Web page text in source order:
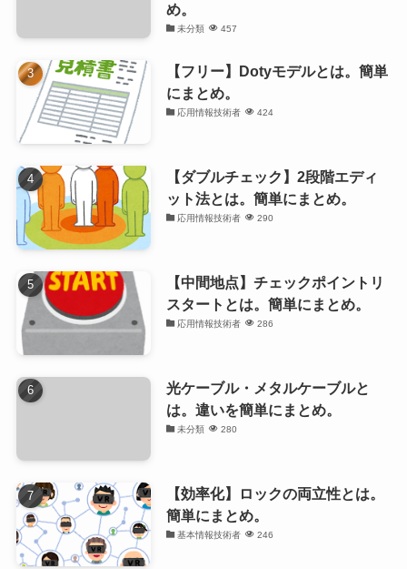
め。
未分類 457
【フリー】Dotyモデルとは。簡単
にまとめ。
応用情報技術者 424
【ダブルチェック】2段階エディ
ット法とは。簡単にまとめ。
応用情報技術者 290
【中間地点】チェックポイントリ
スタートとは。簡単にまとめ。
応用情報技術者 286
光ケーブル・メタルケーブルと
は。違いを簡単にまとめ。
未分類 280
【効率化】ロックの両立性とは。
簡単にまとめ。
基本情報技術者 246